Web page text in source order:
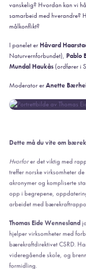
vanskelig? Hvordan kan vi
samarbeid med hverandre?
målkonflikt?
I panelet er Håvard
Naturvernforbundet), Pablo
Mundal Haukås (ordfører i
Moderator erAnette
Dette må du vite om
Hvorforer det viktig med
treffer norske virksomheter
akronymer og kompliserte
opp i begrepene,
arbeidet med
Thomas Eide Wennesland
hjelper virksomheter med
bærekraftdirektivet CSRD.
videregående skole, og
formidling.